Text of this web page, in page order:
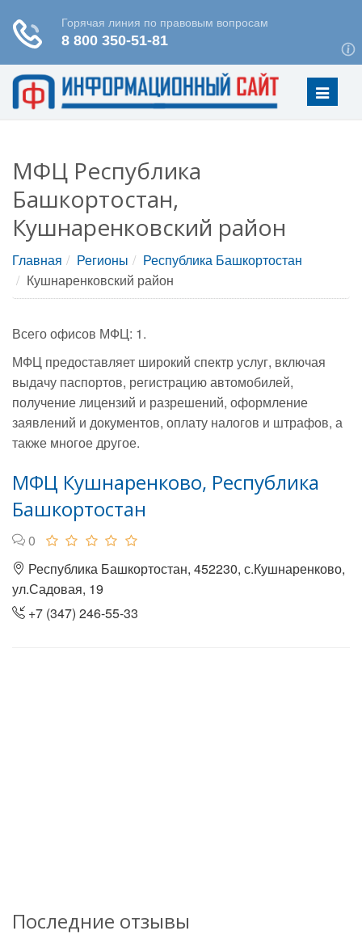
Меню
МФЦ Республика
Башкортостан,
Кушнаренковский район
Главная Регионы
Республика Башкортостан
Кушнаренковский район
Всего офисов МФЦ: 1.
МФЦ предоставляет широкий спектр услуг, включая
выдачу паспортов, регистрацию автомобилей,
получение лицензий и разрешений, оформление
заявлений и документов, оплату налогов и штрафов, а
также многое другое.
МФЦ Кушнаренково, Республика
Башкортостан
0
Республика Башкортостан, 452230, с.Кушнаренково,
ул.Садовая, 19
+7 (347) 246-55-33
Последние отзывы